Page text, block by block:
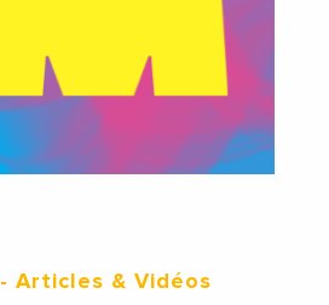
- Articles & Vidéos